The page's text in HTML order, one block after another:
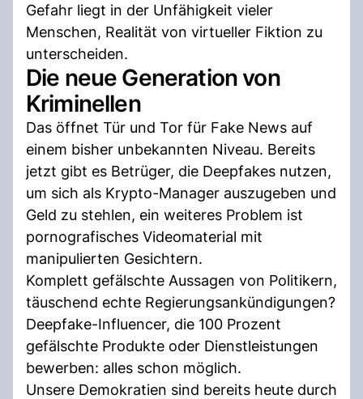
Gefahr liegt in der Unfähigkeit vieler
Menschen, Realität von virtueller Fiktion zu
unterscheiden.
Die neue Generation von
Kriminellen
Das öffnet Tür und Tor für Fake News auf
einem bisher unbekannten Niveau. Bereits
jetzt gibt es Betrüger, die Deepfakes nutzen,
um sich als Krypto-Manager auszugeben und
Geld zu stehlen, ein weiteres Problem ist
pornografisches Videomaterial mit
manipulierten Gesichtern.
Komplett gefälschte Aussagen von Politikern,
täuschend echte Regierungsankündigungen?
Deepfake-Influencer, die 100 Prozent
gefälschte Produkte oder Dienstleistungen
bewerben: alles schon möglich.
Unsere Demokratien sind bereits heute durch